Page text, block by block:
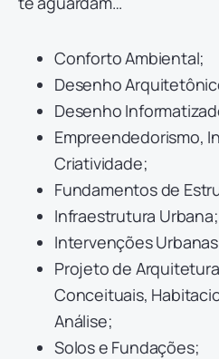
Conforto Ambiental;
Desenho
Desenho
Empreendedorismo,
Criatividade;
Fundamentos de
Infraestrutura Urbana;
Intervenções
Projeto de
Conceituais,
Análise;
Solos e Fundações;